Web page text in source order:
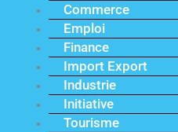
Commerce
Emploi
Finance
Import Export
Industrie
Initiative
Tourisme